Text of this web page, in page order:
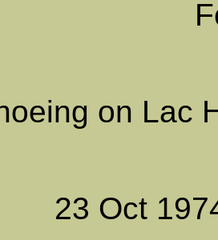
on Lac
23 Oct